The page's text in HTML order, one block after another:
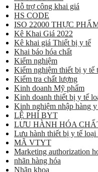
Hỗ trợ công khai giá
HS CODE
ISO 22000 THỰC
Kê Khai Giá 2022
Kê khai giá Thiết bị y tế
Khai báo hóa chất
Kiểm nghiệm
Kiểm nghiệm thiết bị y tế
Kiểm tra chất lượng
Kinh doanh Mỹ phẩm
Kinh doanh thiết bị y tế
Kinh nghiệm nhập hàng y
LỆ PHÍ BYT
LƯU HÀNH HÓA
Lưu hành thiết bị y tế loại
MÃ VTYT
Marketing authorization
nhãn hàng hóa
Nhãn khoa